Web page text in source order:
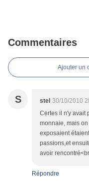
Commentaires
Ajouter un
S stel 30/10/2010
Certes il n'y avait
monnaie, mais
exposaient
passions,et
avoir
Répondre